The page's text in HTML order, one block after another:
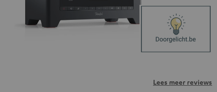
Lees meer reviews